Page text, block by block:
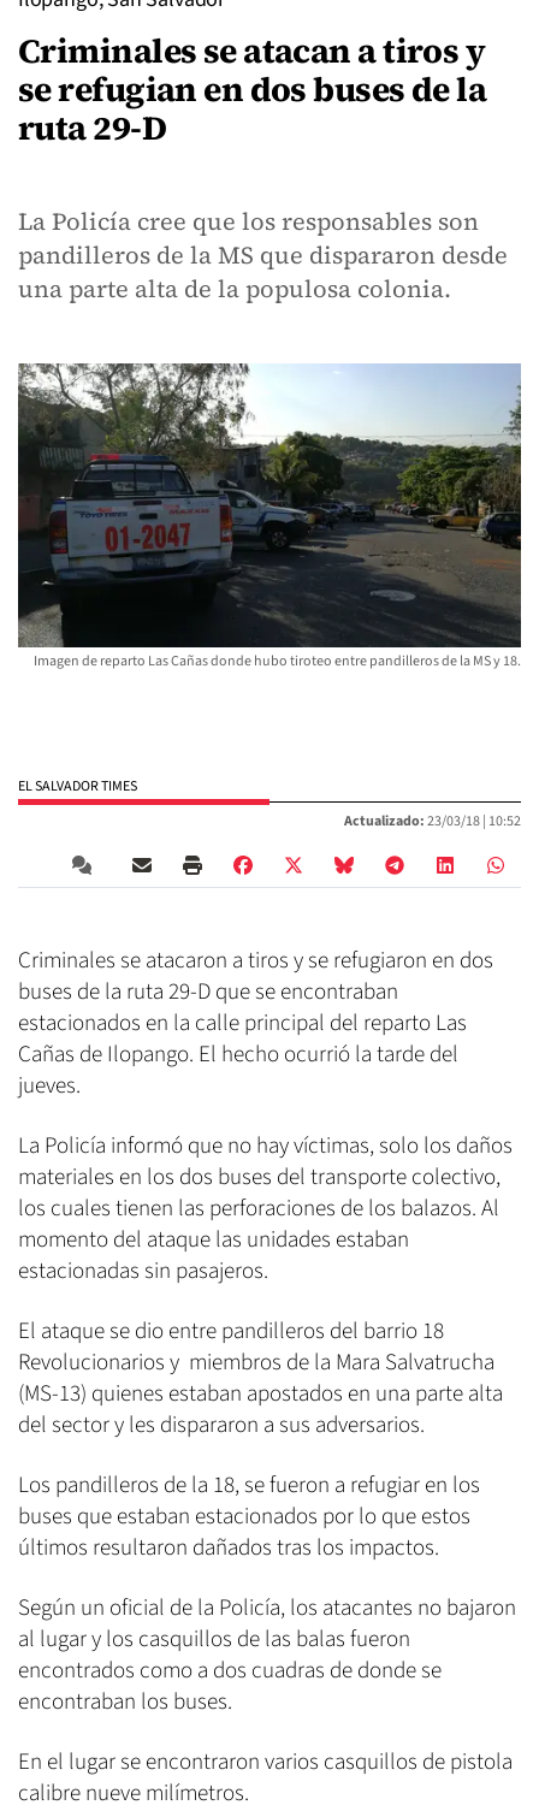
Criminales se atacan a tiros y
se refugian en dos buses de la
ruta 29-D
La Policía cree que los responsables son
pandilleros de la MS que dispararon desde
una parte alta de la populosa colonia.
Imagen de reparto Las Cañas donde hubo tiroteo entre pandilleros de la MS y 18.
EL SALVADOR TIMES
Actualizado:23/03/18 | 10:52
Criminales se atacaron a tiros y se refugiaron en dos
buses de la ruta 29-D que se encontraban
estacionados en la calle principal del reparto Las
Cañas de Ilopango. El hecho ocurrió la tarde del
jueves.
La Policía informó que no hay víctimas, solo los daños
materiales en los dos buses del transporte colectivo,
los cuales tienen las perforaciones de los balazos. Al
momento del ataque las unidades estaban
estacionadas sin pasajeros.
El ataque se dio entre pandilleros del barrio 18
Revolucionarios y miembros de la Mara Salvatrucha
(MS-13) quienes estaban apostados en una parte alta
del sector y les dispararon a sus adversarios.
Los pandilleros de la 18, se fueron a refugiar en los
buses que estaban estacionados por lo que estos
últimos resultaron dañados tras los impactos.
Según un oficial de la Policía, los atacantes no bajaron
al lugar y los casquillos de las balas fueron
encontrados como a dos cuadras de donde se
encontraban los buses.
En el lugar se encontraron varios casquillos de pistola
calibre nueve milímetros.